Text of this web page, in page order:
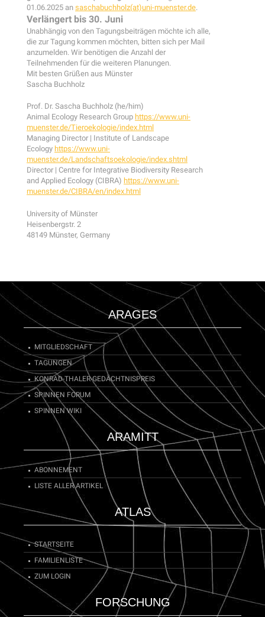
01.06.2025 an saschabuchholz(at)uni-muenster.de.
Verlängert bis 30. Juni
Unabhängig von den Tagungsbeiträgen möchte ich alle,
die zur Tagung kommen möchten, bitten sich per Mail
anzumelden. Wir benötigen die Anzahl der
Teilnehmenden für die weiteren Planungen.
Mit besten Grüßen aus Münster
Sascha Buchholz
Prof. Dr. Sascha Buchholz (he/him)
Animal Ecology Research Group https://www.uni-
muenster.de/Tieroekologie/index.html
Managing Director | Institute of Landscape
Ecology https://www.uni-
muenster.de/Landschaftsoekologie/index.shtml
Director | Centre for Integrative Biodiversity Research
and Applied Ecology (CIBRA) https://www.uni-
muenster.de/CIBRA/en/index.html
University of Münster
Heisenbergstr. 2
48149 Münster, Germany
ARAGES
MITGLIEDSCHAFT
TAGUNGEN
KONRAD-THALER-GEDÄCHTNISPREIS
SPINNEN FORUM
SPINNEN WIKI
ARAMITT
ABONNEMENT
LISTE ALLER ARTIKEL
ATLAS
STARTSEITE
FAMILIENLISTE
ZUM LOGIN
FORSCHUNG